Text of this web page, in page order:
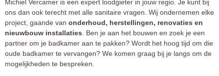
Michiel Vercamer is een expert loodgieter in jouw regio. Je kunt bij
ons dan ook terecht met alle sanitaire vragen. Wij ondernemen elke
project, gaande van onderhoud, herstellingen, renovaties en
nieuwbouw installaties . Ben je aan het bouwen en zoek je een
partner om je badkamer aan te pakken? Wordt het hoog tijd om die
oude badkamer te vervangen? We komen graag bij je langs om de
mogelijkheden te bespreken.